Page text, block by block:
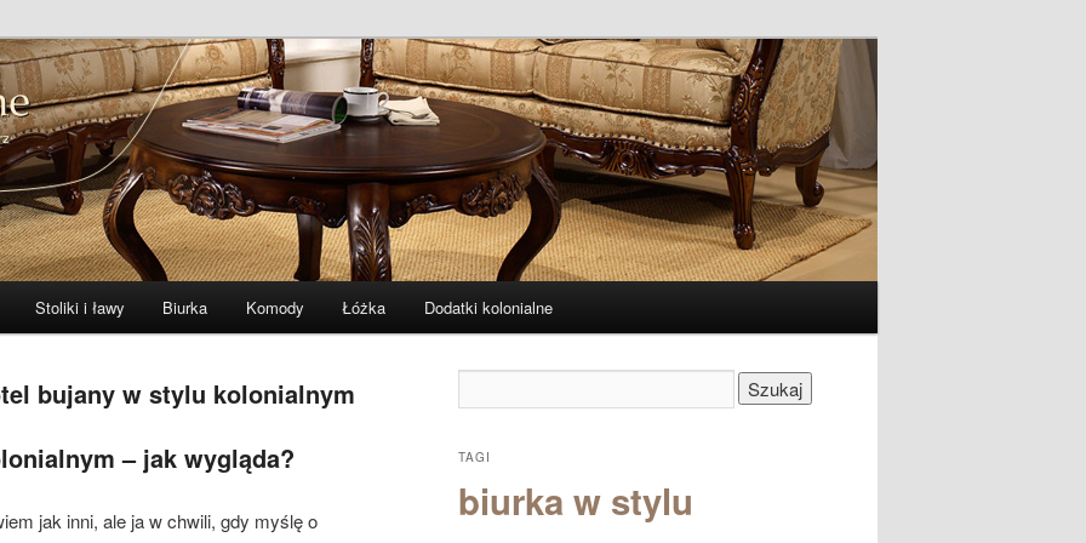
– zibi-meble.pl
i indyjskie
Szukaj
Stoliki i ławy Biurka Komody Łóżka Dodatki kolonialne
bujany w stylu kolonialnym
– jak wygląda?
jak inni, ale ja w chwili, gdy myślę o
TAGI
biurka w stylu